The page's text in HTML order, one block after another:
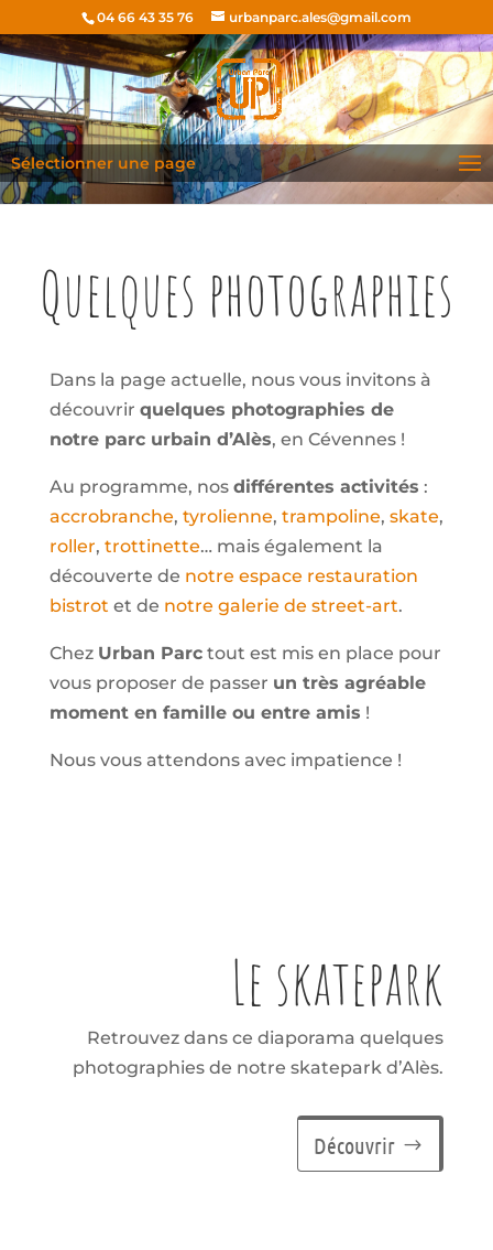
04 66 43 35 76 urbanparc.ales@gmail.com
Sélectionner une page
Quelques photographies
Dans la page actuelle, nous vous invitons à
découvrir quelques photographies de
notre parc urbain d’Alès, en Cévennes !
Au programme, nos différentes activités :
accrobranche, tyrolienne, trampoline, skate,
roller, trottinette… mais également la
découverte de notre espace restauration
bistrot et de notre galerie de street-art.
Chez Urban Parctout est mis en place pour
vous proposer de passer un très agréable
moment en famille ou entre amis !
Nous vous attendons avec impatience !
Le skatepark
Retrouvez dans ce diaporama quelques
photographies de notre skatepark d’Alès.
Découvrir